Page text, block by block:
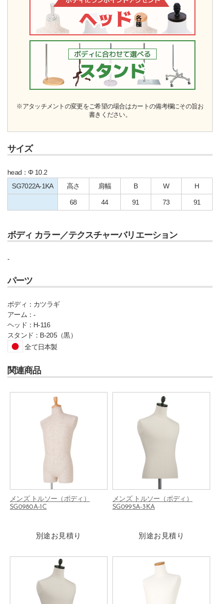
※アタッチメントの変更をご希望の場合はカートの備考欄にその旨お
書きください。
サイズ
head：Φ 10.2
SG7022A-1KA
高さ 肩幅 B W H
68 44 91 73 91
ボディ カラー／テクスチャーバリエーション
-
パーツ
ボディ：カツラギ
アーム：-
ヘッド：H-116
スタンド：B-205（黒）
全て日本製
関連商品
メンズ トルソー（ボディ）
SG0980A-1C
別途お見積り
メンズ トルソー（ボディ）
SG0995A-3KA
別途お見積り